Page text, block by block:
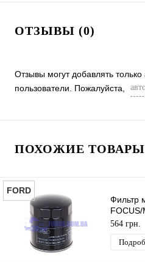
ОТЗЫВЫ (0)
Отзывы могут добавлять
пользователи. Пожалуйста,
ПОХОЖИЕ ТОВАРЫ
FORD
Фильтр
564 грн.